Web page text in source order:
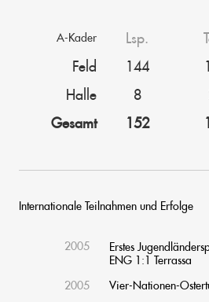
A-Kader Lsp.
Feld
144
Halle
8
Gesamt
152
Internationale Teilnahmen und Erfolge
2005
Erstes
ENG 1:1 Terrassa
2005
Vier-Nationen-